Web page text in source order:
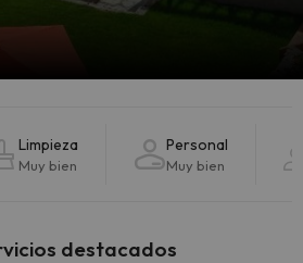
Limpieza
Muy bien
Personal
Muy bien
destacados